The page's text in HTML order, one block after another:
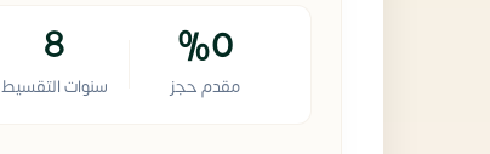
%0
مقدم حجز
8
سنوات التقسيط